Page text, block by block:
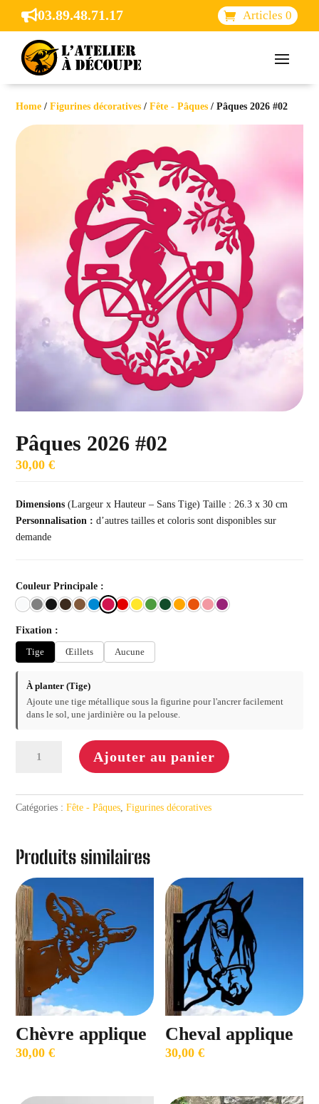
03.89.48.71.17 Articles 0
Home /Figurines décoratives /Fête - Pâques / Pâques 2026 #02
Pâques 2026 #02
30,00€
Dimensions (Largeur x Hauteur – Sans Tige) Taille : 26.3 x 30 cm
Personnalisation : d’autres tailles et coloris sont disponibles sur
demande
Couleur Principale :
Fixation :
Tige
Œillets Aucune
À planter (Tige)
Ajoute une tige métallique sous la figurine pour l'ancrer facilement
dans le sol, une jardinière ou la pelouse.
2026
#02
Ajouter au panier
Catégories :Fête - Pâques,Figurines décoratives
Produits similaires
Chèvre applique
30,00€
Cheval applique
30,00€